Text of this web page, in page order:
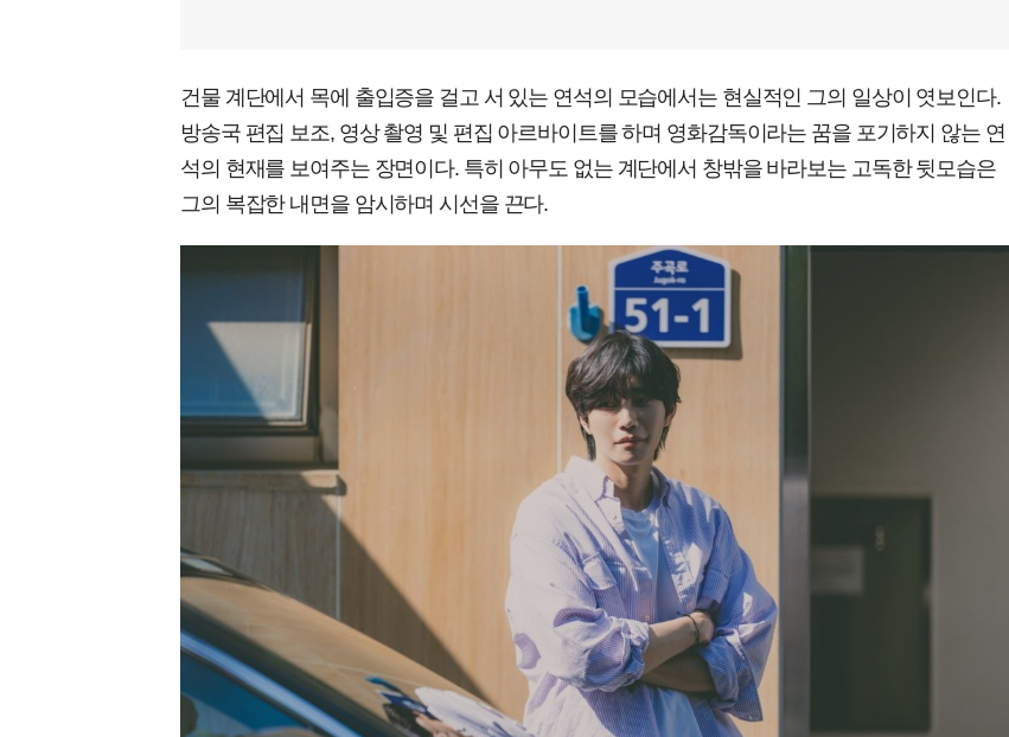
건물 계단에서 목에 출입증을 걸고 서 있는 연석의 모습에서는 현실적인 그의 일상이 엿보인다.
방송국 편집 보조, 영상 촬영 및 편집 아르바이트를 하며 영화감독이라는 꿈을 포기하지 않는 연
석의 현재를 보여주는 장면이다. 특히 아무도 없는 계단에서 창밖을 바라보는 고독한 뒷모습은
그의 복잡한 내면을 암시하며 시선을 끈다.